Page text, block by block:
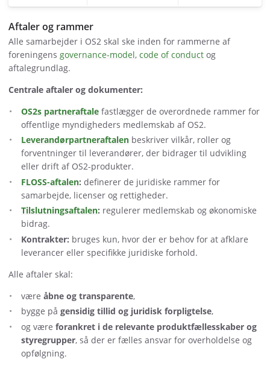
Aftaler og rammer
Alle samarbejder i OS2 skal ske inden for rammerne af
foreningens governance-model, code of conduct og
aftalegrundlag.
Centrale aftaler og dokumenter:
OS2s partneraftale fastlægger de overordnede rammer for
offentlige myndigheders medlemskab af OS2.
Leverandørpartneraftalen beskriver vilkår, roller og
forventninger til leverandører, der bidrager til udvikling
eller drift af OS2-produkter.
FLOSS-aftalen: definerer de juridiske rammer for
samarbejde, licenser og rettigheder.
Tilslutningsaftalen: regulerer medlemskab og økonomiske
bidrag.
Kontrakter: bruges kun, hvor der er behov for at afklare
leverancer eller specifikke juridiske forhold.
Alle aftaler skal:
være åbne og transparente,
bygge på gensidig tillid og juridisk forpligtelse,
og være forankret i de relevante produktfællesskaber og
styregrupper, så der er fælles ansvar for overholdelse og
opfølgning.